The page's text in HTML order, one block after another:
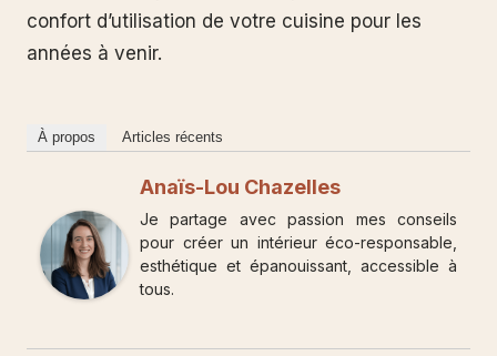
confort d’utilisation de votre cuisine pour les
années à venir.
À propos Articles récents
Anaïs-Lou Chazelles
Je partage avec passion mes conseils
pour créer un intérieur éco-responsable,
esthétique et épanouissant, accessible à
tous.